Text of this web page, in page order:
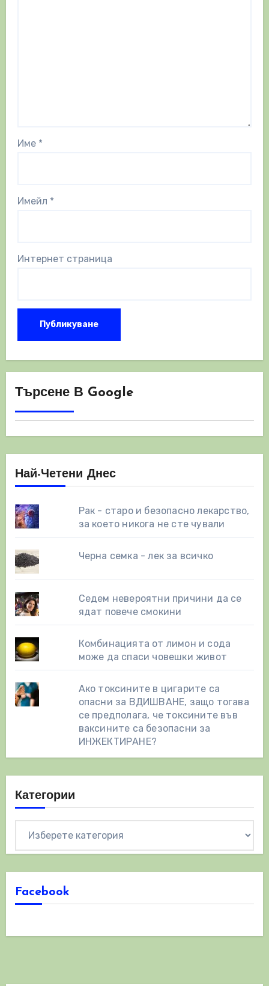
Име *
Имейл *
Интернет страница
Търсене В Google
Най-Четени Днес
Рак - старо и безопасно лекарство,
за което никога не сте чували
Черна семка - лек за всичко
Седем невероятни причини да се
ядат повече смокини
Комбинацията от лимон и сода
може да спаси човешки живот
Ако токсините в цигарите са
опасни за ВДИШВАНЕ, защо тогава
се предполага, че токсините във
ваксините са безопасни за
ИНЖЕКТИРАНЕ?
Категории
Facebook